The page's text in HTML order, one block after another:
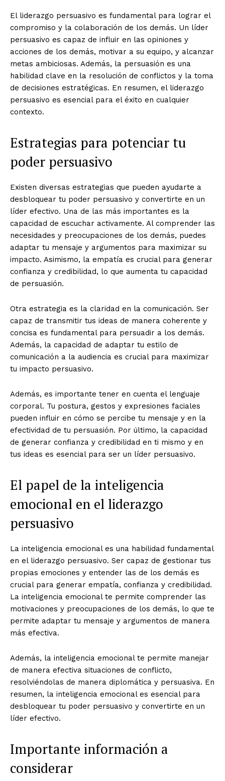
El liderazgo persuasivo es fundamental para lograr el
compromiso y la colaboración de los demás. Un líder
persuasivo es capaz de influir en las opiniones y
acciones de los demás, motivar a su equipo, y alcanzar
metas ambiciosas. Además, la persuasión es una
habilidad clave en la resolución de conflictos y la toma
de decisiones estratégicas. En resumen, el liderazgo
persuasivo es esencial para el éxito en cualquier
contexto.
Estrategias para potenciar tu
poder persuasivo
Existen diversas estrategias que pueden ayudarte a
desbloquear tu poder persuasivo y convertirte en un
líder efectivo. Una de las más importantes es la
capacidad de escuchar activamente. Al comprender las
necesidades y preocupaciones de los demás, puedes
adaptar tu mensaje y argumentos para maximizar su
impacto. Asimismo, la empatía es crucial para generar
confianza y credibilidad, lo que aumenta tu capacidad
de persuasión.
Otra estrategia es la claridad en la comunicación. Ser
capaz de transmitir tus ideas de manera coherente y
concisa es fundamental para persuadir a los demás.
Además, la capacidad de adaptar tu estilo de
comunicación a la audiencia es crucial para maximizar
tu impacto persuasivo.
Además, es importante tener en cuenta el lenguaje
corporal. Tu postura, gestos y expresiones faciales
pueden influir en cómo se percibe tu mensaje y en la
efectividad de tu persuasión. Por último, la capacidad
de generar confianza y credibilidad en ti mismo y en
tus ideas es esencial para ser un líder persuasivo.
El papel de la inteligencia
emocional en el liderazgo
persuasivo
La inteligencia emocional es una habilidad fundamental
en el liderazgo persuasivo. Ser capaz de gestionar tus
propias emociones y entender las de los demás es
crucial para generar empatía, confianza y credibilidad.
La inteligencia emocional te permite comprender las
motivaciones y preocupaciones de los demás, lo que te
permite adaptar tu mensaje y argumentos de manera
más efectiva.
Además, la inteligencia emocional te permite manejar
de manera efectiva situaciones de conflicto,
resolviéndolas de manera diplomática y persuasiva. En
resumen, la inteligencia emocional es esencial para
desbloquear tu poder persuasivo y convertirte en un
líder efectivo.
Importante información a
considerar